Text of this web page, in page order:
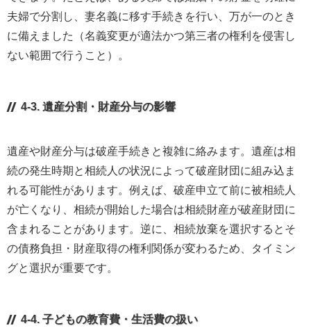
夫婦で分割し、妻名義に移す手続きを行い、万が一のとき
に備えました（名義変更が適法かつ第三者の権利を侵害し
ない範囲で行うこと）。
4-3. 遺産分割・財産分与の影響
遺産や財産分与は破産手続きと複雑に絡みます。遺産は相
続の発生時期と相続人の状況によって破産財団に組み込ま
れる可能性があります。例えば、破産申立て前に被相続人
が亡くなり、相続が開始した場合は相続財産が破産財団に
含まれることがあります。逆に、相続放棄を選択するとそ
の債務負担・財産取得の権利関係が変わるため、タイミン
グと選択が重要です。
4-4. 子どもの教育費・生活費の扱い